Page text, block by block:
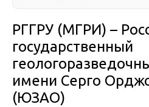
РГГРУ (МГРИ) –
государственный
имени Серго
(ЮЗАО)